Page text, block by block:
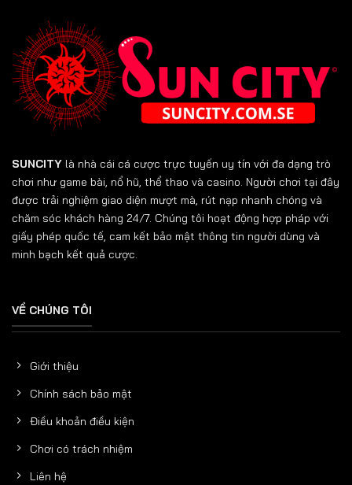
SUNCITY là nhà cái cá cược trực tuyến uy tín với đa dạng trò
chơi như game bài, nổ hũ, thể thao và casino. Người chơi tại đây
được trải nghiệm giao diện mượt mà, rút nạp nhanh chóng và
chăm sóc khách hàng 24/7. Chúng tôi hoạt động hợp pháp với
giấy phép quốc tế, cam kết bảo mật thông tin người dùng và
minh bạch kết quả cược.
VỀ CHÚNG TÔI
Giới thiệu
Chính sách bảo mật
Điều khoản điều kiện
Chơi có trách nhiệm
Liên hệ